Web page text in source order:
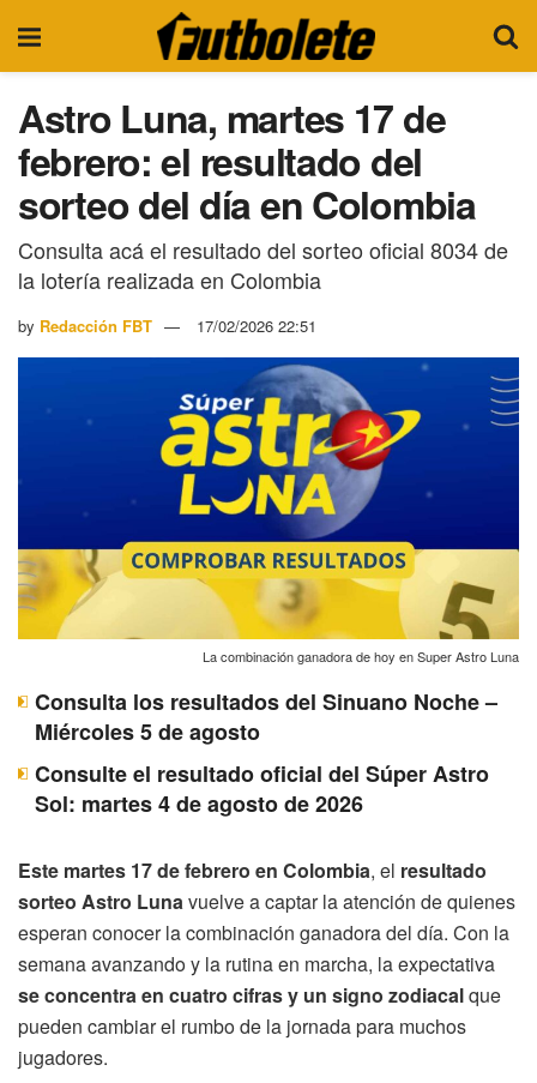
Astro Luna, martes 17 de
febrero: el resultado del
sorteo del día en Colombia
Consulta acá el resultado del sorteo oficial 8034 de
la lotería realizada en Colombia
by Redacción FBT 17/02/2026 22:51
La combinación ganadora de hoy en Super Astro Luna
Consulta los resultados del Sinuano Noche –
Miércoles 5 de agosto
Consulte el resultado oficial del Súper Astro
Sol: martes 4 de agosto de 2026
Este martes 17 de febrero en Colombia, el resultado
sorteo Astro Lunavuelve a captar la atención de quienes
esperan conocer la combinación ganadora del día. Con la
semana avanzando y la rutina en marcha, la expectativa
se concentra en cuatro cifras y un signo zodiacalque
pueden cambiar el rumbo de la jornada para muchos
jugadores.